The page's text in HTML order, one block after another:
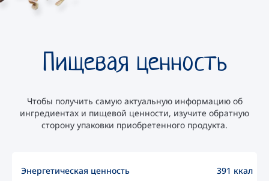
Пищевая ценность
Чтобы получить самую актуальную информацию об
ингредиентах и пищевой ценности, изучите обратную
сторону упаковки приобретенного продукта.
Энергетическая ценность 391 ккал